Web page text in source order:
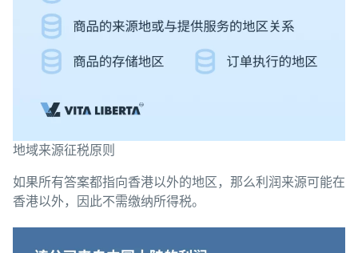
地域来源征税原则
如果所有答案都指向香港以外的地区，那么利润来源可能在
香港以外，因此不需缴纳所得税。